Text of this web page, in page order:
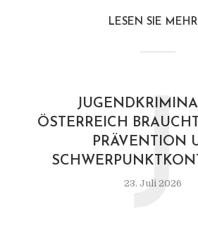
LESEN SIE MEHR
ÖSTERREICH
PRÄVENTION
23. Juli 2026
J